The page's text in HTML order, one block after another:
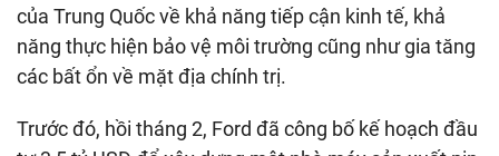
của Trung Quốc về khả năng tiếp cận kinh tế, khả
năng thực hiện bảo vệ môi trường cũng như gia tăng
các bất ổn về mặt địa chính trị.
Trước đó, hồi tháng 2, Ford đã công bố kế hoạch đầu